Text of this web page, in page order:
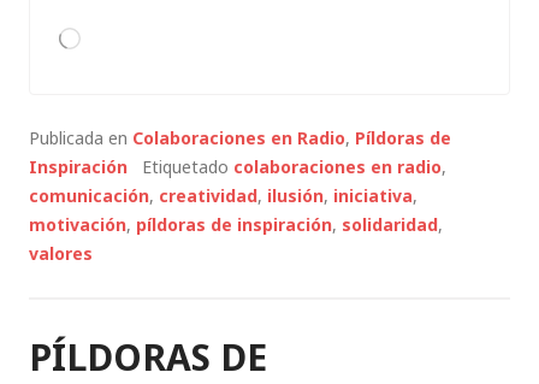
Cargando...
Publicada en Colaboraciones en Radio, Píldoras de
Inspiración
Etiquetado colaboraciones en radio,
comunicación, creatividad, ilusión, iniciativa,
motivación, píldoras de inspiración, solidaridad,
valores
PÍLDORAS DE